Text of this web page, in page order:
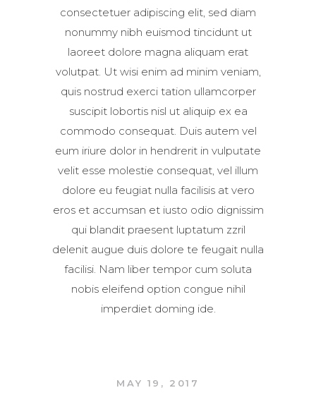
City Lights
Lorem ipsum dolor sit amet,
consectetuer adipiscing elit, sed
diam nonummy nibh euismod
tincidunt ut laoreet dolore
Aliquam erat volutpat. Ut wisi
enim ad minim veniam, quis
nostrud exerci tation ullamcorper
suscipit lobortis nisl ut aliquip ex
ea commodo consequat. Duis
dolore eu feugiat nulla facilisis at
consectetuer adipiscing elit, sed diam
nonummy nibh euismod tincidunt ut
laoreet dolore magna aliquam erat
volutpat. Ut wisi enim ad minim veniam,
quis nostrud exerci tation ullamcorper
suscipit lobortis nisl ut aliquip ex ea
commodo consequat. Duis autem vel
eum iriure dolor in hendrerit in vulputate
velit esse molestie consequat, vel illum
dolore eu feugiat nulla facilisis at vero
eros et accumsan et iusto odio dignissim
qui blandit praesent luptatum zzril
delenit augue duis dolore te feugait nulla
facilisi. Nam liber tempor cum soluta
nobis eleifend option congue nihil
imperdiet doming ide.
MAY 19, 2017